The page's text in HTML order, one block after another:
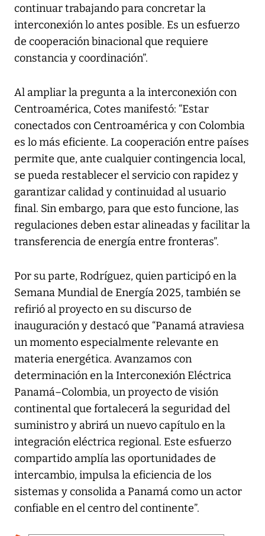
continuar trabajando para concretar la
interconexión lo antes posible. Es un esfuerzo
de cooperación binacional que requiere
constancia y coordinación”.
Al ampliar la pregunta a la interconexión con
Centroamérica, Cotes manifestó: “Estar
conectados con Centroamérica y con Colombia
es lo más eficiente. La cooperación entre países
permite que, ante cualquier contingencia local,
se pueda restablecer el servicio con rapidez y
garantizar calidad y continuidad al usuario
final. Sin embargo, para que esto funcione, las
regulaciones deben estar alineadas y facilitar la
transferencia de energía entre fronteras”.
Por su parte, Rodríguez, quien participó en la
Semana Mundial de Energía 2025, también se
refirió al proyecto en su discurso de
inauguración y destacó que “Panamá atraviesa
un momento especialmente relevante en
materia energética. Avanzamos con
determinación en la Interconexión Eléctrica
Panamá–Colombia, un proyecto de visión
continental que fortalecerá la seguridad del
suministro y abrirá un nuevo capítulo en la
integración eléctrica regional. Este esfuerzo
compartido amplía las oportunidades de
intercambio, impulsa la eficiencia de los
sistemas y consolida a Panamá como un actor
confiable en el centro del continente”.